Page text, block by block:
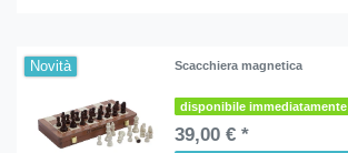
Novità Scacchiera magnetica
disponibile immediatamente
39,00 € *